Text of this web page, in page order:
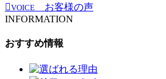
VOICE
お客様の声
INFORMATION
おすすめ情報